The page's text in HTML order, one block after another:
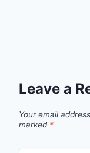
Leave a
Your email
marked *